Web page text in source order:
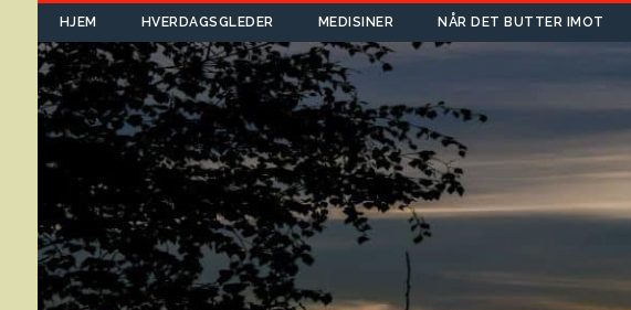
HJEM HVERDAGSGLEDER MEDISINER NÅR DET BUTTER IMOT